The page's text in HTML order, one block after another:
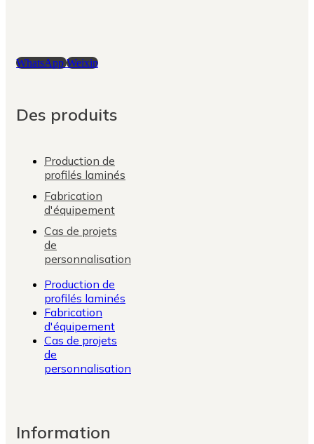
WhatsApp Weixin
Des produits
Production de
profilés laminés
Fabrication
d'équipement
Cas de projets
de
personnalisation
Production de
profilés laminés
Fabrication
d'équipement
Cas de projets
de
personnalisation
Information